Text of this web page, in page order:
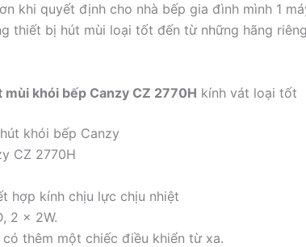
khi quyết định cho nhà bếp gia đình mình 1
thiết bị hút mùi loại tốt đến từ những hãng
mùi khói bếp Canzy CZ 2770H kính vát loại tốt
khói bếp Canzy
CZ 2770H
hợp kính chịu lực chịu nhiệt
2 x 2W.
có thêm một chiếc điều khiển từ xa.